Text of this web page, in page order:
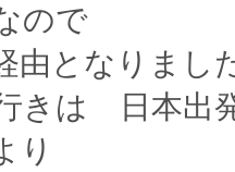
ので
由となりまし
きは 日本出
り